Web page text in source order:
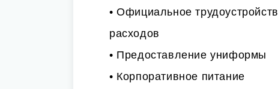
• Официальное
расходов
• Предоставление униформы
• Корпоративное питание